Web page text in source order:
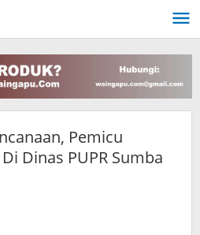
Pemicu
Dinas PUPR Sumba